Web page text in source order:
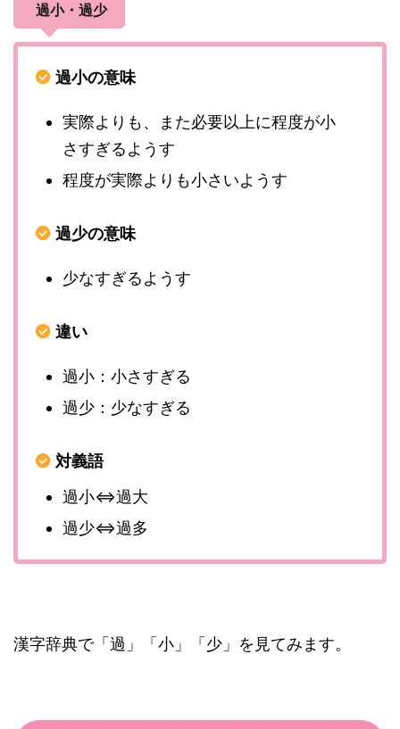
過小・過少
過小の意味
実際よりも、また必要以上に程度が小
さすぎるようす
程度が実際よりも小さいようす
過少の意味
少なすぎるようす
違い
過小：小さすぎる
過少：少なすぎる
対義語
過小⇔過大
過少⇔過多
漢字辞典で「過」「小」「少」を見てみます。